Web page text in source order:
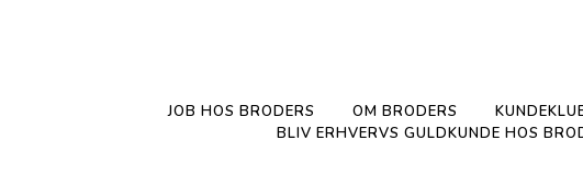
JOB HOS BRODERS OM BRODERS
BLIV ERHVERVS GULDKUNDE HOS